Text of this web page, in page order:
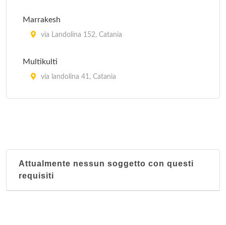
Marrakesh
via Landolina 152, Catania
Multikulti
via landolina 41, Catania
via Caronda 150/152, Catania
Attualmente nessun soggetto con questi
requisiti